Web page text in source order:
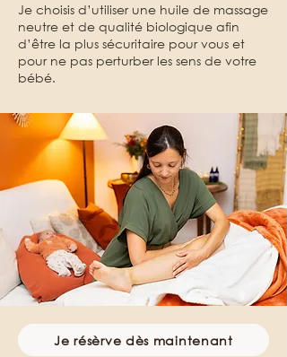
Je choisis d’utiliser une huile de massage
neutre et de qualité biologique afin
d’être la plus sécuritaire pour vous et
pour ne pas perturber les sens de votre
bébé.
Je résèrve dès maintenant